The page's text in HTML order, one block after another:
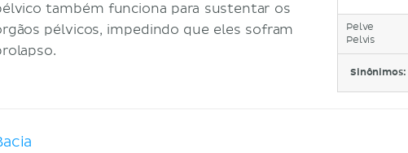
Pelve
Pelvis
Sinônimos:
também funciona para sustentar os
pélvicos, impedindo que eles sofram